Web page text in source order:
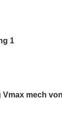
1
Vmax mech von